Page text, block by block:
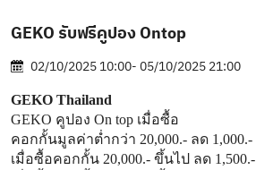
GEKO รับฟรีคูปอง Ontop
02/10/2025 10:00- 05/10/2025 21:00
GEKO Thailand
GEKO คูปอง On top เมื่อซื้อ
คอกกั้นมูลค่าต่ำกว่า 20,000.- ลด 1,000.-
เมื่อซื้อคอกกั้น 20,000.- ขึ้นไป ลด 1,500.-